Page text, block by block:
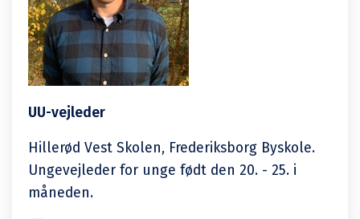
UU-vejleder
Hillerød Vest Skolen, Frederiksborg Byskole.
Ungevejleder for unge født den 20. - 25. i
måneden.